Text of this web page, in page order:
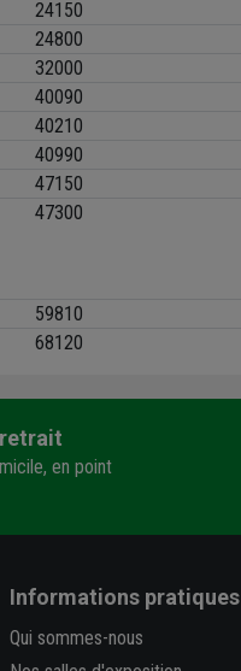
24150
24800
32000
40090
40210
40990
47150
47300
59810
68120
en point
Informations pratiques
Qui sommes-nous